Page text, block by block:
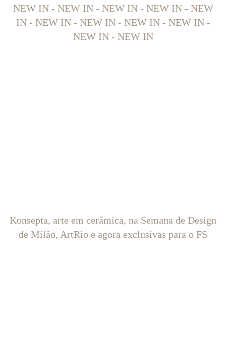
NEW IN - NEW IN - NEW IN - NEW IN - NEW
IN - NEW IN - NEW IN - NEW IN - NEW IN -
NEW IN - NEW IN
Konsepta, arte em cerâmica, na Semana de Design
de Milão, ArtRio e agora exclusivas para o FS